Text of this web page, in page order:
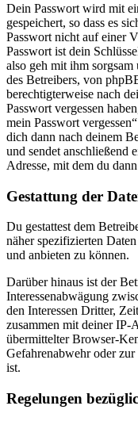
Dein Passwort wird mit
gespeichert, so dass es
Passwort nicht auf einer
Passwort ist dein
also geh mit ihm
des Betreibers, von
berechtigterweise nach
Passwort vergessen
mein Passwort
dich dann nach deinem
und sendet anschließend
Adresse, mit dem du
Gestattung der
Du gestattest dem
näher spezifizierten
und anbieten zu können.
Darüber hinaus ist der
Interessenabwägung
den Interessen Dritter,
zusammen mit deiner IP-
übermittelter Browser-
Gefahrenabwehr oder
ist.
Regelungen